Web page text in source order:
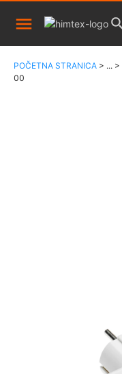
POČETNA STRANICA > ... >
00